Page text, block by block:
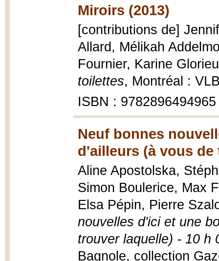
Miroirs (2013)
[contributions de]
Allard, Mélikah
Fournier, Karine
toilettes, Montréal :
ISBN : 9782896494965
Neuf bonnes
d'ailleurs (à vous de
Aline Apostolska,
Simon Boulerice, Max
Elsa Pépin, Pierre
nouvelles d'ici et une
trouver laquelle) - 10 h
Bagnole, collection